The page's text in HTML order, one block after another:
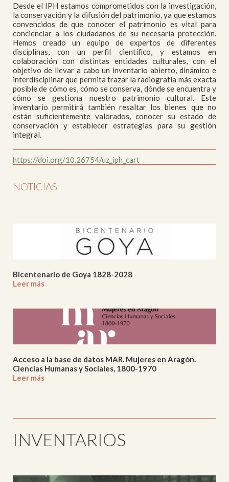
Desde el IPH estamos comprometidos con la investigación,
la conservación y la difusión del patrimonio, ya que estamos
convencidos de que conocer el patrimonio es vital para
concienciar a los ciudadanos de su necesaria protección.
Hemos creado un equipo de expertos de diferentes
disciplinas, con un perfil científico, y estamos en
colaboración con distintas entidades culturales, con el
objetivo de llevar a cabo un inventario abierto, dinámico e
interdisciplinar que permita trazar la radiografía más exacta
posible de cómo es, cómo se conserva, dónde se encuentra y
cómo se gestiona nuestro patrimonio cultural. Este
inventario permitirá también resaltar los bienes que no
están suficientemente valorados, conocer su estado de
conservación y establecer estrategias para su gestión
integral.
https://doi.org/10.26754/uz_iph_cart
NOTICIAS
Bicentenario de Goya 1828-2028
Leer más
Acceso a la base de datos MAR. Mujeres en Aragón.
Ciencias Humanas y Sociales, 1800-1970
Leer más
INVENTARIOS